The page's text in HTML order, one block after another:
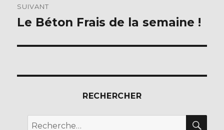
SUIVANT
Publication
Le Béton Frais de la semaine !
RECHERCHER
Recherche